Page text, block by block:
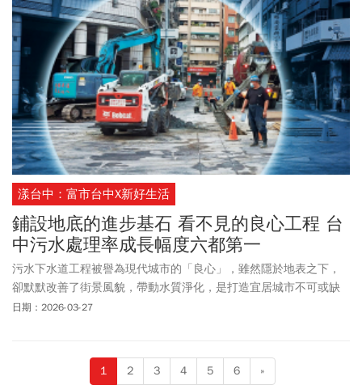
漾台中：富市台中X新好生活
鋪設地底的進步基石 看不見的良心工程 台
中污水處理率成長幅度六都第一
污水下水道工程被譽為現代城市的「良心」，雖然隱於地表之下，
卻默默改善了街景風貌，帶動水質淨化，是打造宜居城市不可或缺
的一環。近年來，台中市政府致力於這項艱鉅的隱形工程，透過
often described as the hidden backbone of a modern city. Buried
underground, it quietly improves the urban environment and water
日期：2026-03-27
1 2 3 4 5 6 »